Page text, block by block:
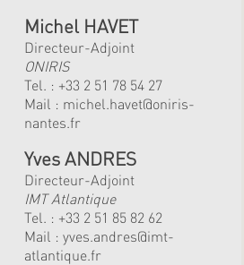
Michel HAVET
Directeur-Adjoint
ONIRIS
Tel. : +33 2 51 78 54 27
Mail : michel.havet@oniris-
nantes.fr
Yves ANDRES
Directeur-Adjoint
IMT Atlantique
Tel. : +33 2 51 85 82 62
Mail : yves.andres@imt-
atlantique.fr